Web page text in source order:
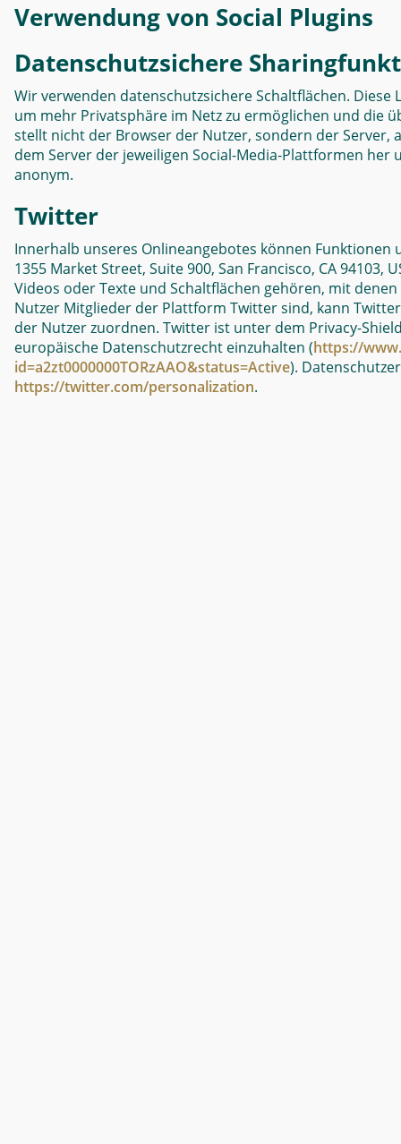
Verwendung von Social Plugins
Datenschutzsichere
Wir verwenden datenschutzsichere Schaltflächen.
um mehr Privatsphäre im Netz zu ermöglichen und die
stellt nicht der Browser der Nutzer, sondern der Server,
dem Server der jeweiligen Social-Media-Plattformen her
anonym.
Twitter
Innerhalb unseres Onlineangebotes können
1355 Market Street, Suite 900, San Francisco, CA
Videos oder Texte und Schaltflächen gehören, mit
Nutzer Mitglieder der Plattform Twitter sind, kann
der Nutzer zuordnen. Twitter ist unter dem Privacy-
europäische Datenschutzrecht einzuhalten (https://
id=a2zt0000000TORzAAO&status=Active).
https://twitter.com/personalization.